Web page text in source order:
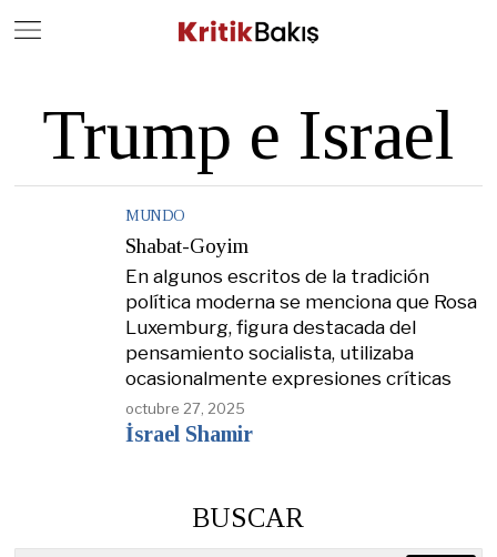
Trump e Israel
MUNDO
Shabat-Goyim
En algunos escritos de la tradición
política moderna se menciona que Rosa
Luxemburg, figura destacada del
pensamiento socialista, utilizaba
ocasionalmente expresiones críticas
octubre 27, 2025
İsrael Shamir
BUSCAR